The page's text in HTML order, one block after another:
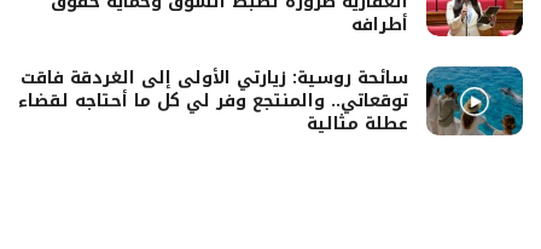
أطرافه
سائحة روسية: زيارتي الأولى إلى الغردقة فاقت
توقعاتي.. والمنتجع وفر لي كل ما أحتاجه لقضاء
عطلة مثالية